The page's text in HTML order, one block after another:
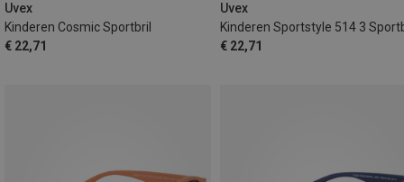
Uvex
Kinderen Cosmic Sportbril
€ 22,71
Uvex
Kinderen Sportstyle 514 3
€ 22,71